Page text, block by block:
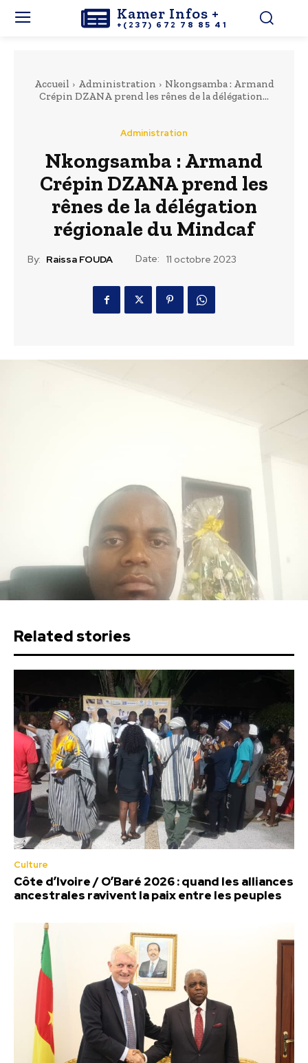
Kamer Infos +
+(237) 672 78 85 41
Accueil Administration
Nkongsamba : Armand
Crépin DZANA prend les rênes de la délégation...
Administration
Nkongsamba : Armand
Crépin DZANA prend les
rênes de la délégation
régionale du Mindcaf
By: Raissa FOUDA Date: 11 octobre 2023
Related stories
Culture
Côte d’Ivoire / O’Baré 2026 : quand les alliances
ancestrales ravivent la paix entre les peuples